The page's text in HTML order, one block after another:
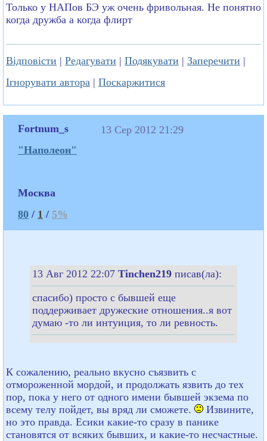
Только у НАПов БЭ уж очень фривольная. Не понятно
когда дружба а когда флирт
Відповісти | Редагувати | Подякувати | Заперечити |
Ігнорувати автора | Поскаржитися
Fortnum_s
"Наполеон"
Москва
80 / 1 / 5%
13 Сер 2012 21:29
13 Авг 2012 22:07 Tinchen219 писав(ла):
спасибо) просто с бывшей еще
поддерживает дружеские отношения..я вот
думаю -то ли интуиция, то ли ревность.
К сожалению, реально вкусно съязвить с
отмороженной мордой, и продолжать язвить до тех
пор, пока у него от одного имени бывшей экзема по
всему телу пойдет, вы вряд ли сможете.
Извините,
но это правда. Есики какие-то сразу в панике
становятся от всяких бывших, и какие-то несчастные.